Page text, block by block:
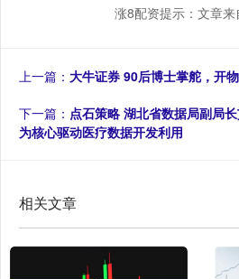
涨8配资提示：文章来
上一篇： 大牛证券 90后博士掌舵，开
下一篇： 点石策略 湖北省数据局副局
为核心驱动医疗数据开发利用
相关文章